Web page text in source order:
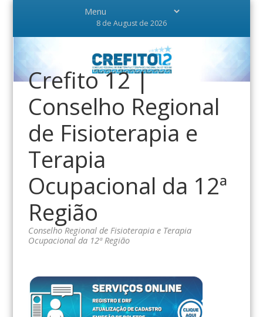
8 de August de 2026
Crefito 12 |
Conselho Regional
de Fisioterapia e
Terapia
Ocupacional da 12ª
Região
Conselho Regional de Fisioterapia e Terapia
Ocupacional da 12ª Região